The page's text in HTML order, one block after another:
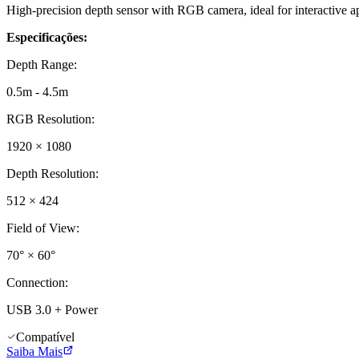
High-precision depth sensor with RGB camera, ideal for interactive
Especificações:
Depth Range:
0.5m - 4.5m
RGB Resolution:
1920 × 1080
Depth Resolution:
512 × 424
Field of View:
70° × 60°
Connection:
USB 3.0 + Power
Compatível
Saiba Mais